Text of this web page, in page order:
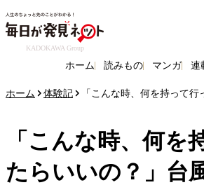
KADOKAWA Group
ホーム 読みもの マンガ 連
ホーム 体験記 「こんな時、何を持って
「こんな時、何を
たらいいの？」台